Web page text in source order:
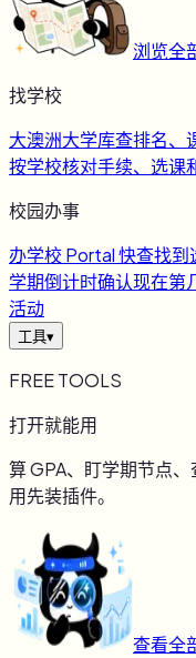
浏览全
找学校
大澳洲大学库查排名、
按学校核对手续、选课
校园办事
办学校 Portal 快查找到
学期倒计时确认现在第
活动
工具▾
FREE TOOLS
打开就能用
算 GPA、盯学期节点
用先装插件。
查看全